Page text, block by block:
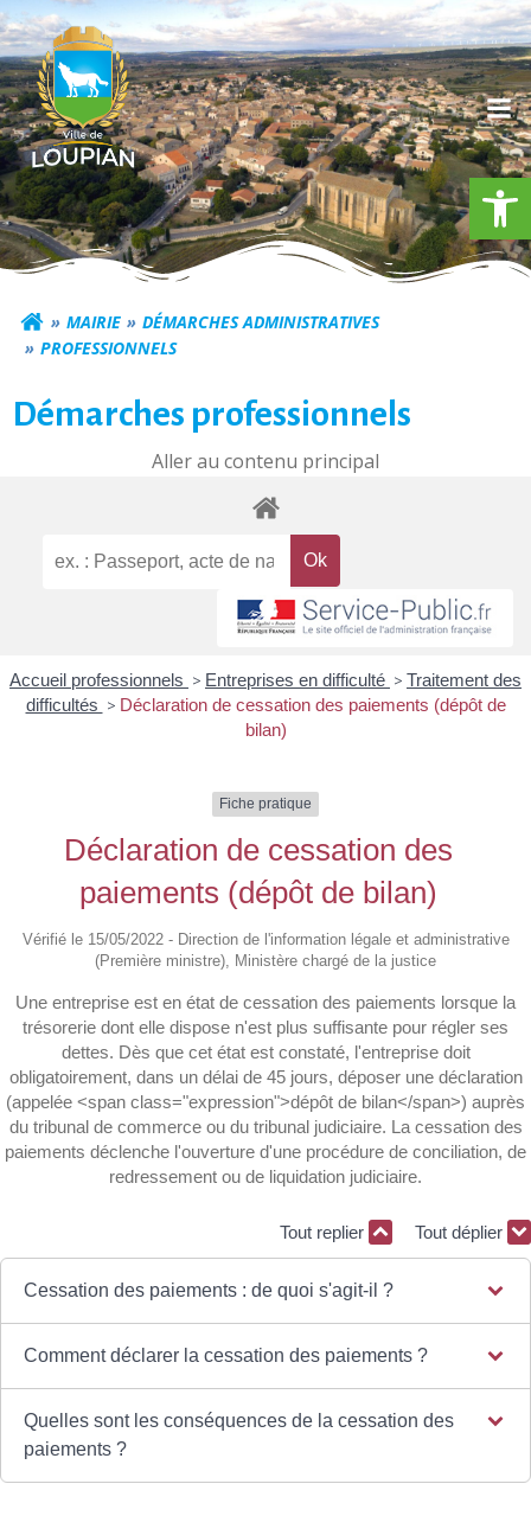
Aller
au
contenu
Commune de
MAIRIE
DÉMARCHES ADMINISTRATIVES
PROFESSIONNELS
Démarches professionnels
Aller au contenu principal
Accueil professionnels > Entreprises en difficulté > Traitement des
difficultés > Déclaration de cessation des paiements (dépôt de
bilan)
Fiche pratique
Déclaration de cessation des
paiements (dépôt de bilan)
Vérifié le 15/05/2022 - Direction de l'information légale et administrative
(Première ministre), Ministère chargé de la justice
Une entreprise est en état de cessation des paiements lorsque la
trésorerie dont elle dispose n'est plus suffisante pour régler ses
dettes. Dès que cet état est constaté, l'entreprise doit
obligatoirement, dans un délai de 45 jours, déposer une déclaration
(appelée <span class="expression">dépôt de bilan</span>) auprès
du tribunal de commerce ou du tribunal judiciaire. La cessation des
paiements déclenche l'ouverture d'une procédure de conciliation, de
redressement ou de liquidation judiciaire.
Tout replier Tout déplier
Cessation des paiements : de quoi s'agit-il ?
Comment déclarer la cessation des paiements ?
Quelles sont les conséquences de la cessation des
paiements ?